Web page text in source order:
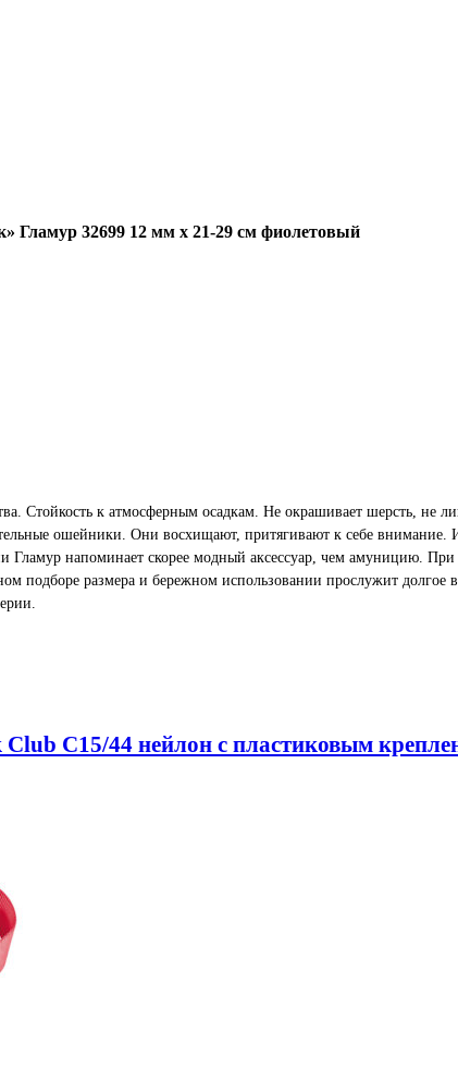
Гламур 32699 12 мм х 21-29 см фиолетовый
Стойкость к атмосферным осадкам. Не окрашивает шерсть, не
ошейники. Они восхищают, притягивают к себе внимание.
напоминает скорее модный аксессуар, чем амуницию. При
подборе размера и бережном использовании прослужит
C15/44 нейлон с пластиковым